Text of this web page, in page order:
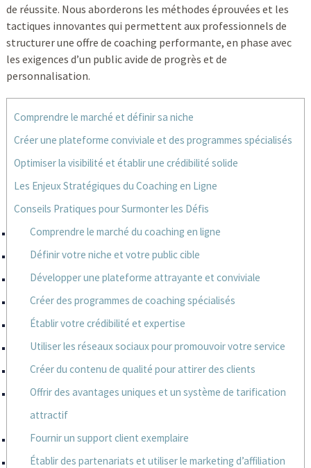
de réussite. Nous aborderons les méthodes éprouvées et les
tactiques innovantes qui permettent aux professionnels de
structurer une offre de coaching performante, en phase avec
les exigences d’un public avide de progrès et de
personnalisation.
Comprendre le marché et définir sa niche
Créer une plateforme conviviale et des programmes spécialisés
Optimiser la visibilité et établir une crédibilité solide
Les Enjeux Stratégiques du Coaching en Ligne
Conseils Pratiques pour Surmonter les Défis
Comprendre le marché du coaching en ligne
Définir votre niche et votre public cible
Développer une plateforme attrayante et conviviale
Créer des programmes de coaching spécialisés
Établir votre crédibilité et expertise
Utiliser les réseaux sociaux pour promouvoir votre service
Créer du contenu de qualité pour attirer des clients
Offrir des avantages uniques et un système de tarification
attractif
Fournir un support client exemplaire
Établir des partenariats et utiliser le marketing d’affiliation